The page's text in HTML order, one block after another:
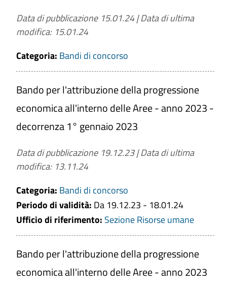
Data di pubblicazione 15.01.24|Data di ultima
modifica: 15.01.24
Categoria: Bandi di concorso
Bando per l'attribuzione della progressione
economica all'interno delle Aree - anno 2023 -
decorrenza 1° gennaio 2023
Data di pubblicazione 19.12.23|Data di ultima
modifica: 13.11.24
Categoria: Bandi di concorso
Periodo di validità: Da 19.12.23 - 18.01.24
Ufficio di riferimento: Sezione Risorse umane
Bando per l'attribuzione della progressione
economica all'interno delle Aree - anno 2023